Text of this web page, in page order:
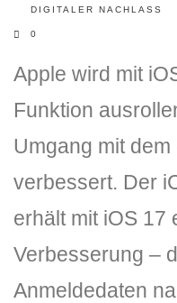
DIGITALER NACHLASS
0
Apple wird mit
Funktion
Umgang mit
verbessert. Der
erhält mit iOS 17
Verbesserung –
Anmeldedaten